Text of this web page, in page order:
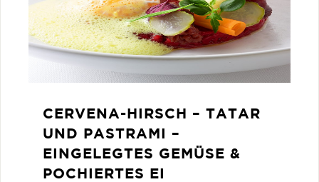
CERVENA-HIRSCH – TATAR
UND PASTRAMI –
EINGELEGTES GEMÜSE &
POCHIERTES EI